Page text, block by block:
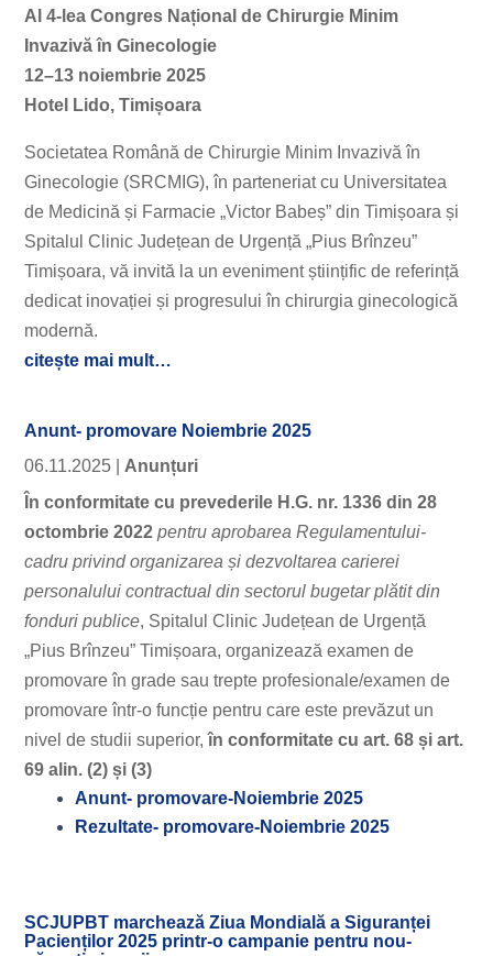
Al 4-lea Congres Național de Chirurgie Minim
Invazivă în Ginecologie
12–13 noiembrie 2025
Hotel Lido, Timișoara
Societatea Română de Chirurgie Minim Invazivă în
Ginecologie (SRCMIG), în parteneriat cu Universitatea
de Medicină și Farmacie „Victor Babeș” din Timișoara și
Spitalul Clinic Județean de Urgență „Pius Brînzeu”
Timișoara, vă invită la un eveniment științific de referință
dedicat inovației și progresului în chirurgia ginecologică
modernă.
citește mai mult…
Anunt- promovare Noiembrie 2025
06.11.2025
Anunțuri
În conformitate cu prevederile H.G. nr. 1336 din 28
octombrie 2022pentru aprobarea Regulamentului-
cadru privind organizarea și dezvoltarea carierei
personalului contractual din sectorul bugetar plătit din
fonduri publice, Spitalul Clinic Județean de Urgență
„Pius Brînzeu” Timișoara, organizează examen de
promovare în grade sau trepte profesionale/examen de
promovare într-o funcție pentru care este prevăzut un
nivel de studii superior,în conformitate cu art. 68 și art.
69 alin. (2) și (3)
Anunt- promovare-Noiembrie 2025
Rezultate- promovare-Noiembrie 2025
SCJUPBT marchează Ziua Mondială a Siguranței
Pacienților 2025 printr-o campanie pentru nou-